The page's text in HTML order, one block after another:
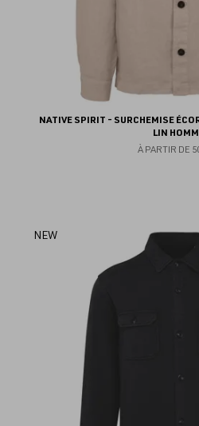
NATIVE SPIRIT - SURCHEMISE
LIN
À PARTIR DE
NEW